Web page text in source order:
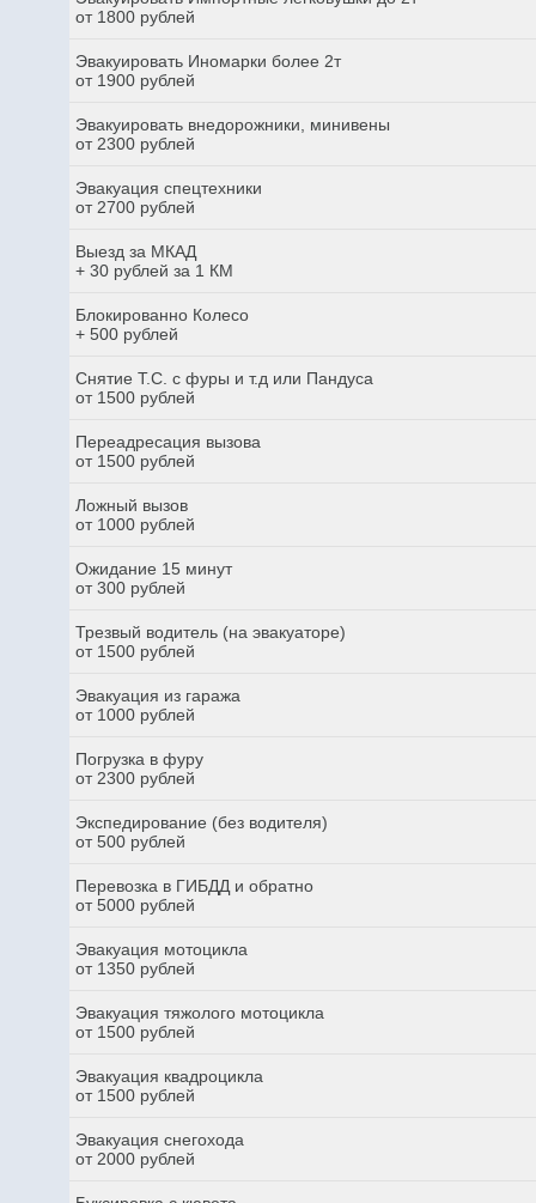
от 1800 рублей
Эвакуировать Иномарки более 2т
от 1900 рублей
Эвакуировать внедорожники, минивены
от 2300 рублей
Эвакуация спецтехники
от 2700 рублей
Выезд за МКАД
+ 30 рублей за 1 КМ
Блокированно Колесо
+ 500 рублей
Снятие Т.С. с фуры и т.д или Пандуса
от 1500 рублей
Переадресация вызова
от 1500 рублей
Ложный вызов
от 1000 рублей
Ожидание 15 минут
от 300 рублей
Трезвый водитель (на эвакуаторе)
от 1500 рублей
Эвакуация из гаража
от 1000 рублей
Погрузка в фуру
от 2300 рублей
Экспедирование (без водителя)
от 500 рублей
Перевозка в ГИБДД и обратно
от 5000 рублей
Эвакуация мотоцикла
от 1350 рублей
Эвакуация тяжолого мотоцикла
от 1500 рублей
Эвакуация квадроцикла
от 1500 рублей
Эвакуация снегохода
от 2000 рублей